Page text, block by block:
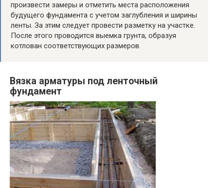
произвести замеры и отметить места расположения
будущего фундамента с учетом заглубления и ширины
ленты. За этим следует провести разметку на участке.
После этого проводится выемка грунта, образуя
котлован соответствующих размеров.
Вязка арматуры под ленточный
фундамент